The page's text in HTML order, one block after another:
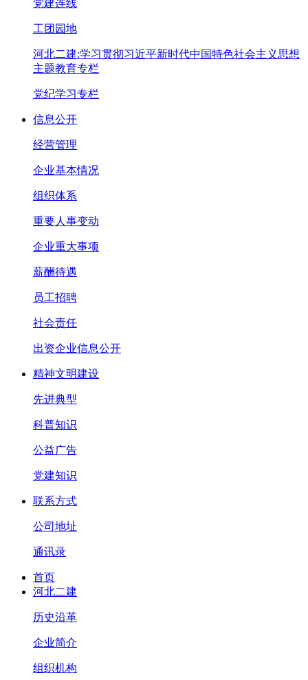
党建连线
工团园地
河北二建:学习贯彻习近平新时代中国特色社会主义思想
主题教育专栏
党纪学习专栏
信息公开
经营管理
企业基本情况
组织体系
重要人事变动
企业重大事项
薪酬待遇
员工招聘
社会责任
出资企业信息公开
精神文明建设
先进典型
科普知识
公益广告
党建知识
联系方式
公司地址
通讯录
首页
河北二建
历史沿革
企业简介
组织机构